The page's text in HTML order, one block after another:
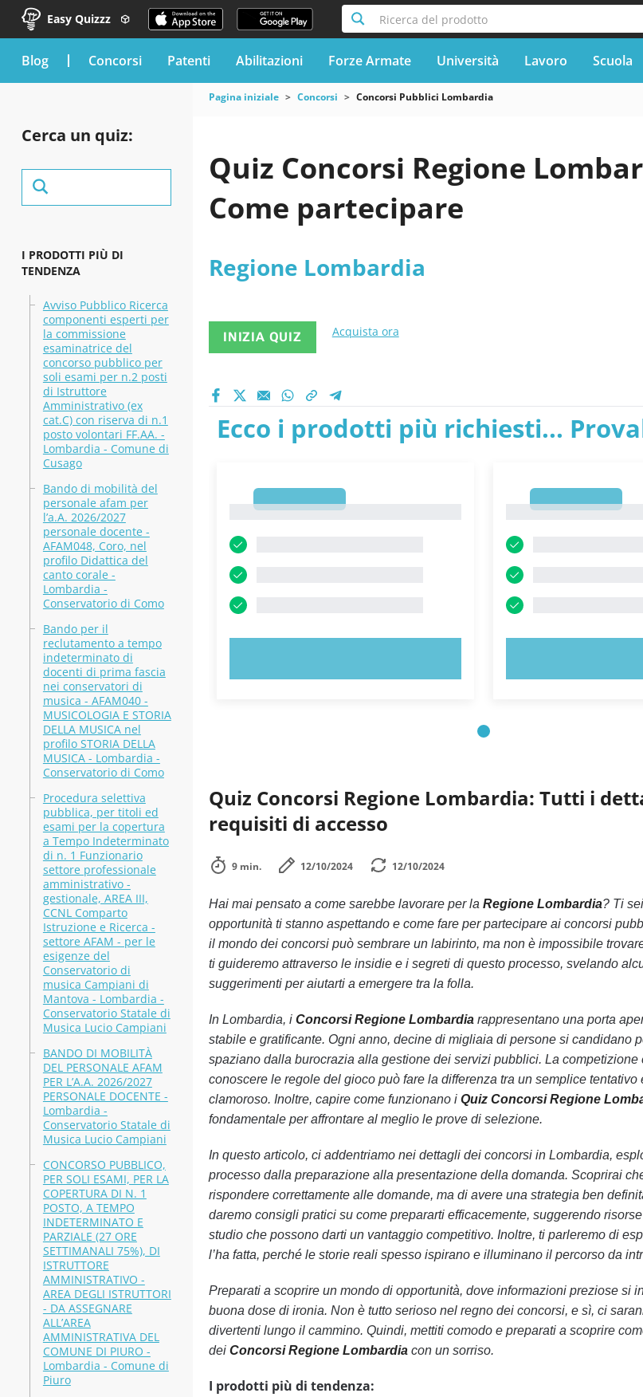
Easy Quizzz Ricerca del prodotto
blog Concorsi Patenti Abilitazioni Forze Armate Università Lavoro Scuola
Cerca un quiz:
I PRODOTTI PIÙ DI
TENDENZA
Avviso Pubblico Ricerca
componenti esperti per
la commissione
esaminatrice del
concorso pubblico per
soli esami per n.2 posti
di Istruttore
Amministrativo (ex
cat.C) con riserva di n.1
posto volontari FF.AA. -
Lombardia - Comune di
Cusago
Bando di mobilità del
personale afam per
l’a.A. 2026/2027
personale docente -
AFAM048, Coro, nel
profilo Didattica del
canto corale -
Lombardia -
Conservatorio di Como
Bando per il
reclutamento a tempo
indeterminato di
docenti di prima fascia
nei conservatori di
musica - AFAM040 -
MUSICOLOGIA E STORIA
DELLA MUSICA nel
profilo STORIA DELLA
MUSICA - Lombardia -
Conservatorio di Como
Procedura selettiva
pubblica, per titoli ed
esami per la copertura
a Tempo Indeterminato
di n. 1 Funzionario
settore professionale
amministrativo -
gestionale, AREA III,
CCNL Comparto
Istruzione e Ricerca -
settore AFAM - per le
esigenze del
Conservatorio di
musica Campiani di
Mantova - Lombardia -
Conservatorio Statale di
Musica Lucio Campiani
BANDO DI MOBILITÀ
DEL PERSONALE AFAM
PER L’A.A. 2026/2027
PERSONALE DOCENTE -
Lombardia -
Conservatorio Statale di
Musica Lucio Campiani
CONCORSO PUBBLICO,
PER SOLI ESAMI, PER LA
COPERTURA DI N. 1
POSTO, A TEMPO
INDETERMINATO E
PARZIALE (27 ORE
SETTIMANALI 75%), DI
ISTRUTTORE
AMMINISTRATIVO -
AREA DEGLI ISTRUTTORI
- DA ASSEGNARE
ALL’AREA
AMMINISTRATIVA DEL
COMUNE DI PIURO -
Lombardia - Comune di
Piuro
Pagina iniziale Concorsi Concorsi Pubblici Lombardia
Quiz Concorsi Regione
Come partecipare
Regione Lombardia
INIZIA QUIZ Acquista ora
Ecco i prodotti più richiesti...
Quiz Concorsi Regione Lombardia: Tutti i
requisiti di accesso
9 min. 12/10/2024 12/10/2024
Hai mai pensato a come sarebbe lavorare per la Regione Lombardia? Ti
opportunità ti stanno aspettando e come fare per partecipare ai concorsi
il mondo dei concorsi può sembrare un labirinto, ma non è impossibile
ti guideremo attraverso le insidie e i segreti di questo processo, svelando
suggerimenti per aiutarti a emergere tra la folla.
In Lombardia, i Concorsi Regione Lombardiarappresentano una porta
stabile e gratificante. Ogni anno, decine di migliaia di persone si candidano
spaziano dalla burocrazia alla gestione dei servizi pubblici. La competizione
conoscere le regole del gioco può fare la differenza tra un semplice tentativo
clamoroso. Inoltre, capire come funzionano i Quiz Concorsi Regione
fondamentale per affrontare al meglio le prove di selezione.
In questo articolo, ci addentriamo nei dettagli dei concorsi in Lombardia,
processo dalla preparazione alla presentazione della domanda. Scoprirai
rispondere correttamente alle domande, ma di avere una strategia ben
daremo consigli pratici su come prepararti efficacemente, suggerendo
studio che possono darti un vantaggio competitivo. Inoltre, ti parleremo di
l’ha fatta, perché le storie reali spesso ispirano e illuminano il percorso da
Preparati a scoprire un mondo di opportunità, dove informazioni preziose si
buona dose di ironia. Non è tutto serioso nel regno dei concorsi, e sì, ci
divertenti lungo il cammino. Quindi, mettiti comodo e preparati a scoprire
dei Concorsi Regione Lombardiacon un sorriso.
I prodotti più di tendenza: